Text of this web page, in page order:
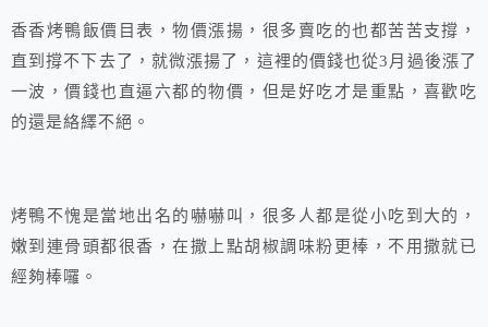
香香烤鴨飯價目表，物價漲揚，很多賣吃的也都苦苦支撐，
直到撐不下去了，就微漲揚了，這裡的價錢也從3月過後漲了
一波，價錢也直逼六都的物價，但是好吃才是重點，喜歡吃
的還是絡繹不絕。
烤鴨不愧是當地出名的嚇嚇叫，很多人都是從小吃到大的，
嫩到連骨頭都很香，在撒上點胡椒調味粉更棒，不用撒就已
經夠棒囉。